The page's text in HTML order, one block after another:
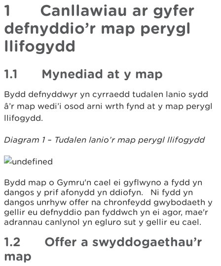
1 Canllawiau ar gyfer
defnyddio’r map perygl
llifogydd
1.1 Mynediad at y map
Bydd defnyddwyr yn cyrraedd tudalen lanio sydd
â’r map wedi’i osod arni wrth fynd at y map perygl
llifogydd.
Diagram 1 – Tudalen lanio’r map perygl llifogydd
Bydd map o Gymru'n cael ei gyflwyno a fydd yn
dangos y prif afonydd yn ddiofyn. Ni fydd yn
dangos unrhyw offer na chronfeydd gwybodaeth y
gellir eu defnyddio pan fyddwch yn ei agor, mae'r
adrannau canlynol yn egluro sut y gellir eu cael.
1.2 Offer a swyddogaethau’r
map